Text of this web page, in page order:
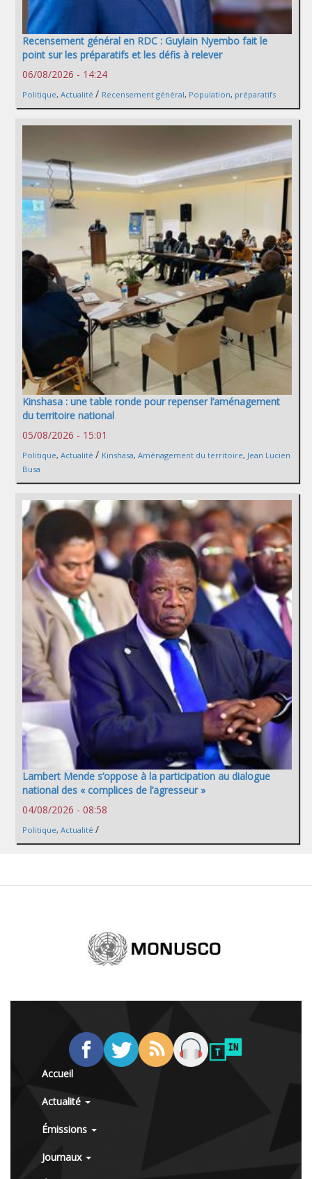
Recensement général en RDC : Guylain Nyembo fait le
point sur les préparatifs et les défis à relever
06/08/2026 - 14:24
Politique, Actualité / Recensement général, Population, préparatifs
Kinshasa : une table ronde pour repenser l’aménagement
du territoire national
05/08/2026 - 15:01
Politique, Actualité / Kinshasa, Aménagement du territoire, Jean Lucien
Busa
Lambert Mende s’oppose à la participation au dialogue
national des « complices de l’agresseur »
04/08/2026 - 08:58
Politique, Actualité /
Accueil
Actualité
Émissions
Journaux